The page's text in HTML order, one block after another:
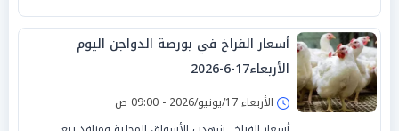
أسعار الفراخ في بورصة الدواجن اليوم
الأربعاء17-6-2026
الأربعاء 17/يونيو/2026 - 09:00 ص